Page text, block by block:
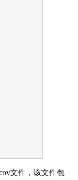
文件，该文件包